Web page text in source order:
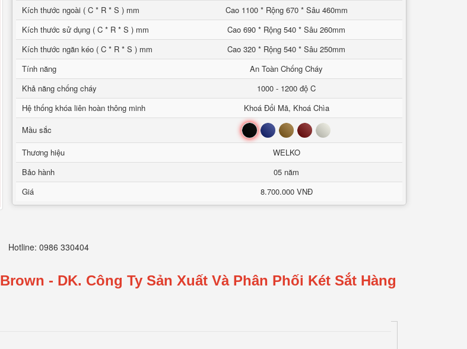
Kích thước ngoài ( C * R * S ) mm
Cao 1100 * Rộng 670 * Sâu 460mm
Kích thước sử dụng ( C * R * S ) mm
Cao 690 * Rộng 540 * Sâu 260mm
Kích thước ngăn kéo ( C * R * S ) mm
Cao 320 * Rộng 540 * Sâu 250mm
Tính năng
An Toàn Chống Cháy
Khả năng chống cháy
1000 - 1200 độ C
Hệ thống khóa liên hoàn thông minh
Khoá Đổi Mã, Khoá Chìa
Mầu sắc
Đen Xanh Nâu Đỏ Trắng
Thương hiệu
WELKO
Bảo hành
05 năm
Giá
8.700.000 VNĐ
Hotline: 0986 330404
Brown - DK. Công Ty Sản Xuất Và Phân Phối Két Sắt Hàng